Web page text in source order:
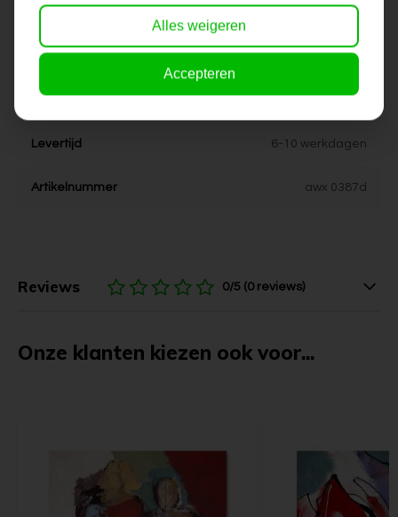
Dikte 4 cm
Stijl kleurrijk, modern, vrolijk
Levertijd 6-10 werkdagen
Artikelnummer awx 0387d
Reviews 0/5 (0 reviews)
Onze klanten kiezen ook voor...
Alles weigeren
Accepteren